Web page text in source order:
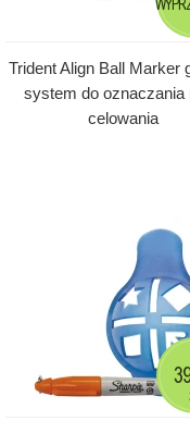
Trident Align Ball Marker
system do oznaczania
celowania